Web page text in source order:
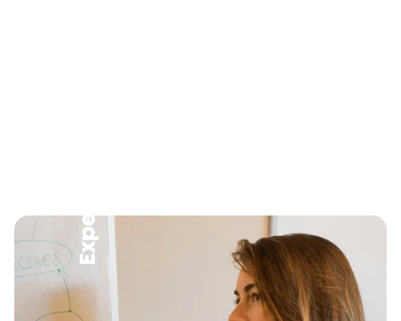
Experts